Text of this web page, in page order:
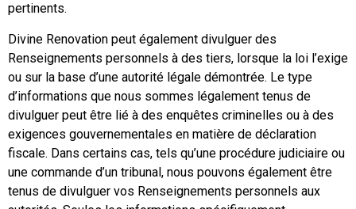
pertinents.
Divine Renovation peut également divulguer des
Renseignements personnels à des tiers, lorsque la loi l’exige
ou sur la base d’une autorité légale démontrée. Le type
d’informations que nous sommes légalement tenus de
divulguer peut être lié à des enquêtes criminelles ou à des
exigences gouvernementales en matière de déclaration
fiscale. Dans certains cas, tels qu’une procédure judiciaire ou
une commande d’un tribunal, nous pouvons également être
tenus de divulguer vos Renseignements personnels aux